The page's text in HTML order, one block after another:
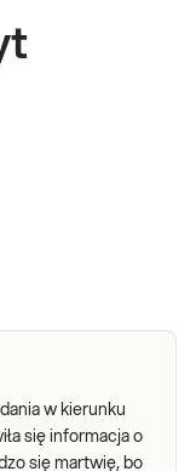
w kierunku
się informacja o
się martwię, bo